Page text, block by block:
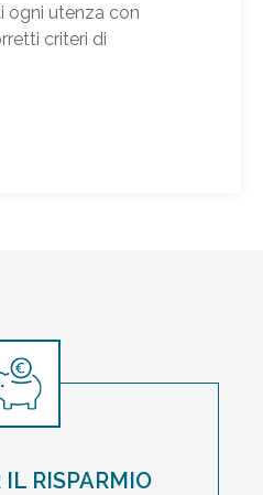
ogni utenza con
criteri di
RISPARMIO